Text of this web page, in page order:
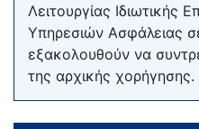
Λειτουργίας Ιδιωτικής
Υπηρεσιών Ασφάλειας
εξακολουθούν να
της αρχικής χορήγησης.